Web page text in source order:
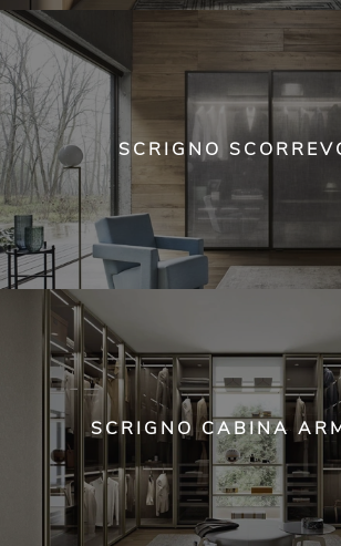
SCRIGNO
SCRIGNO CABINA